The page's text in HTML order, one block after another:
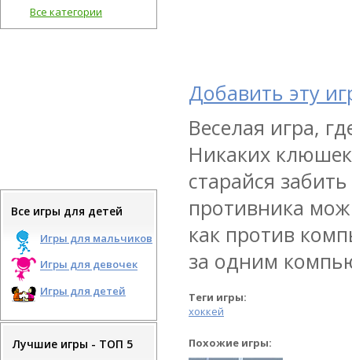
Все категории
Все игры для детей
Игры для мальчиков
Игры для девочек
Игры для детей
Лучшие игры - ТОП 5
Добавить эту
Веселая игра,
Никаких
старайся
противника
как против
за одним
Теги игры:
хоккей
Похожие игры: